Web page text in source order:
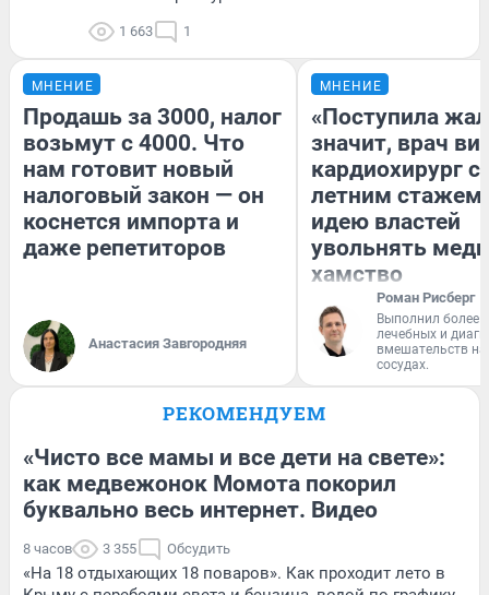
1 663 1
МНЕНИЕ
Продашь за 3000, налог
возьмут с 4000. Что
нам готовит новый
налоговый закон — он
коснется импорта и
даже репетиторов
Анастасия Завгородняя
МНЕНИЕ
«Поступила
значит, врач
кардиохирург с
летним стажем
идею властей
увольнять
хамство
Роман Рисберг
Выполнил более
лечебных и
вмешательств на
сосудах.
РЕКОМЕНДУЕМ
«Чисто все мамы и все дети на свете»:
как медвежонок Момота покорил
буквально весь интернет. Видео
8 часов 3 355 Обсудить
«На 18 отдыхающих 18 поваров». Как проходит лето в